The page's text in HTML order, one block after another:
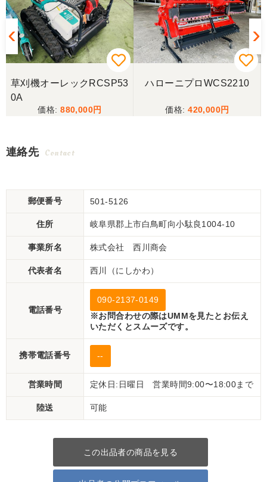
草刈機オーレックRCSP53
0A
880,000
ハローニプロWCS2210
420,000
連絡先 Contact
郵便番号 501-5126
住所 岐阜県郡上市白鳥町向小駄良1004-10
事業所名 株式会社 西川商会
代表者名 西川（にしかわ）
電話番号
090-2137-0149
※お問合わせの際はUMMを見たとお伝え
いただくとスムーズです。
携帯電話番号 --
営業時間 定休日:日曜日 営業時間9:00〜18:00まで
陸送 可能
この出品者の商品を見る